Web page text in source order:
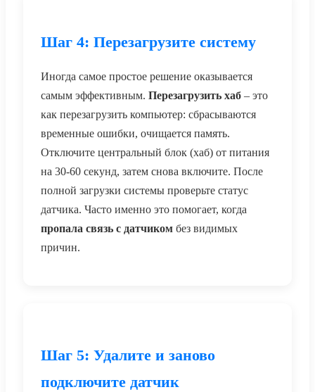
Шаг 4: Перезагрузите систему
Иногда самое простое решение оказывается
самым эффективным. Перезагрузить хаб – это
как перезагрузить компьютер: сбрасываются
временные ошибки, очищается память.
Отключите центральный блок (хаб) от питания
на 30-60 секунд, затем снова включите. После
полной загрузки системы проверьте статус
датчика. Часто именно это помогает, когда
пропала связь с датчиком без видимых
причин.
Шаг 5: Удалите и заново
подключите датчик